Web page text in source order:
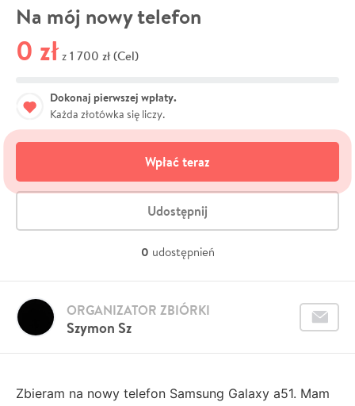
Na mój nowy telefon
0 zł z 1 700 zł (Cel)
Dokonaj pierwszej wpłaty.
Każda złotówka się liczy.
Wpłać teraz
Udostępnij
0 udostępnień
Szymon Sz
ORGANIZATOR ZBIÓRKI
Zbieram na nowy telefon Samsung Galaxy a51. Mam